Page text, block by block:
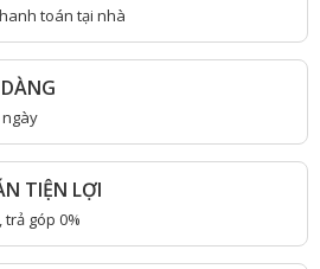
toán tại nhà
ngày
TIỆN LỢI
trả góp 0%